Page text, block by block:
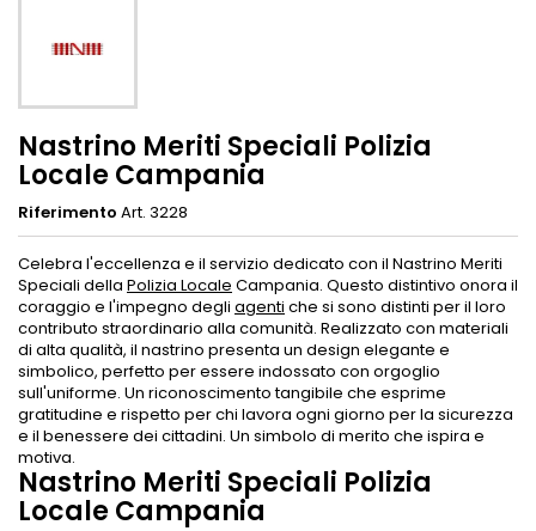
Nastrino Meriti Speciali Polizia
Locale Campania
Riferimento Art. 3228
Celebra l'eccellenza e il servizio dedicato con il Nastrino Meriti
Speciali della Polizia Locale Campania. Questo distintivo onora il
coraggio e l'impegno degli agenti che si sono distinti per il loro
contributo straordinario alla comunità. Realizzato con materiali
di alta qualità, il nastrino presenta un design elegante e
simbolico, perfetto per essere indossato con orgoglio
sull'uniforme. Un riconoscimento tangibile che esprime
gratitudine e rispetto per chi lavora ogni giorno per la sicurezza
e il benessere dei cittadini. Un simbolo di merito che ispira e
motiva.
Nastrino Meriti Speciali Polizia
Locale Campania